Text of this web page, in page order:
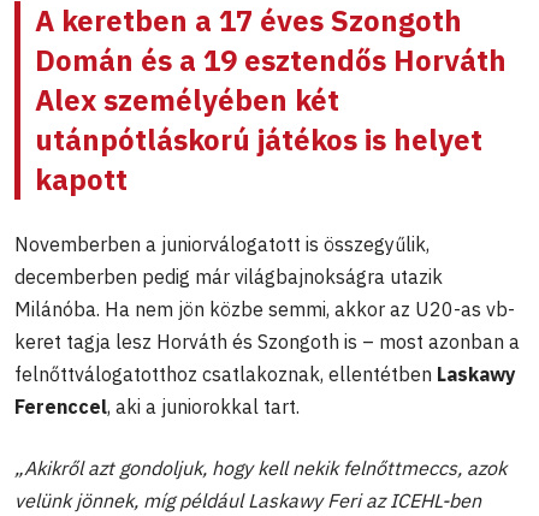
A keretben a 17 évesSzongoth
Domán és a 19 esztendős Horváth
Alex személyében két
utánpótláskorú játékos is helyet
kapott
Novemberben a juniorválogatott is összegyűlik,
decemberben pedig már világbajnokságra utazik
Milánóba. Ha nem jön közbe semmi, akkor az U20-as vb-
keret tagja lesz Horváth és Szongoth is – most azonban a
felnőttválogatotthoz csatlakoznak, ellentétben Laskawy
Ferenccel, aki a juniorokkal tart.
„Akikről azt gondoljuk, hogy kell nekik felnőttmeccs, azok
velünk jönnek, míg például Laskawy Feri az ICEHL-ben